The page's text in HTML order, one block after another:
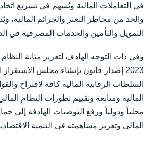
في التعاملات المالية ويُسهم في تسريع اتخاذ
والحد من مخاطر التعثر والجرائم المالية،
التمويل والتأمين والخدمات المصرفية في
وفي ذات التوجه الهادف لتعزيز متانة
2023 إصدار قانون بإنشاء مجلس
السلطات الرقابية المالية كافة لاقتراح
المالية ومتابعة وتقييم تطورات النظام
محلياً ودولياً ورفع التوصيات الهادفة إلى
المالي وتعزيز مساهمته في التنمية